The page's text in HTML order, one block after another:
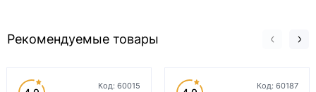
Рекомендуемые товары
Код: 60015 Код: 60187